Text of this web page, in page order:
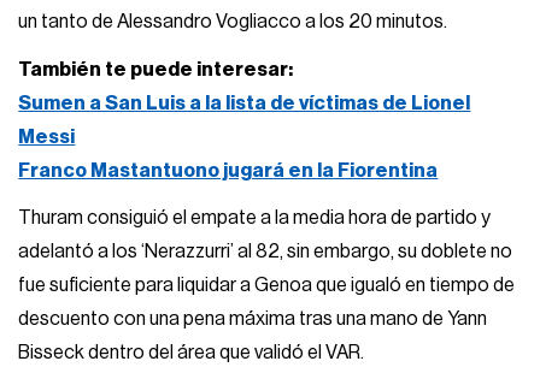
un tanto de Alessandro Vogliacco a los 20 minutos.
También te puede interesar:
Sumen a San Luis a la lista de víctimas de Lionel
Messi
Franco Mastantuono jugará en la Fiorentina
Thuram consiguió el empate a la media hora de partido y
adelantó a los ‘Nerazzurri’ al 82, sin embargo, su doblete no
fue suficiente para liquidar a Genoa que igualó en tiempo de
descuento con una pena máxima tras una mano de Yann
Bisseck dentro del área que validó el VAR.